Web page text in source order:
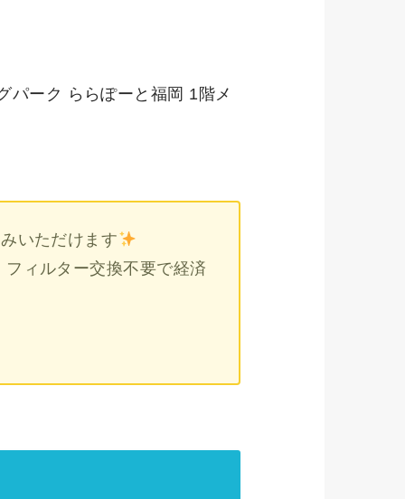
パーク ららぽーと福岡 1階メ
いただけます
ィルター交換不要で経済